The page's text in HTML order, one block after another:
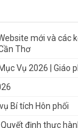
mới và các
Thơ
Vụ 2026 | Giáo
Bí tích Hôn phối
định thực